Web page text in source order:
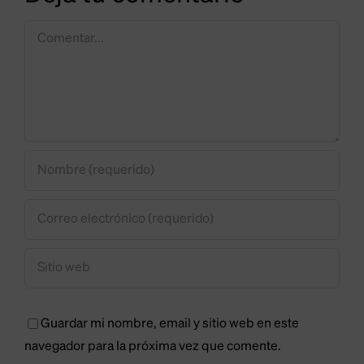
del
“igual”
los
leoneses
Comentar
Guardar mi nombre, email y sitio web en este
navegador para la próxima vez que comente.